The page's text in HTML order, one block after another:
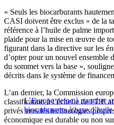
« Seuls les biocarburants
CASI doivent être exclus » de la
référence à l’huile de palme
plaide pour la mise en œuvre de
figurant dans la directive sur les
d’opter pour un nouvel ensemble
du sommet vers la base »,
décrits dans le système de
L’Europe peine à trancher
biocarburants à base
L’an dernier, la Commission
classification à l’échelle de l’UE
privés vers les technologies
économique est durable ou non